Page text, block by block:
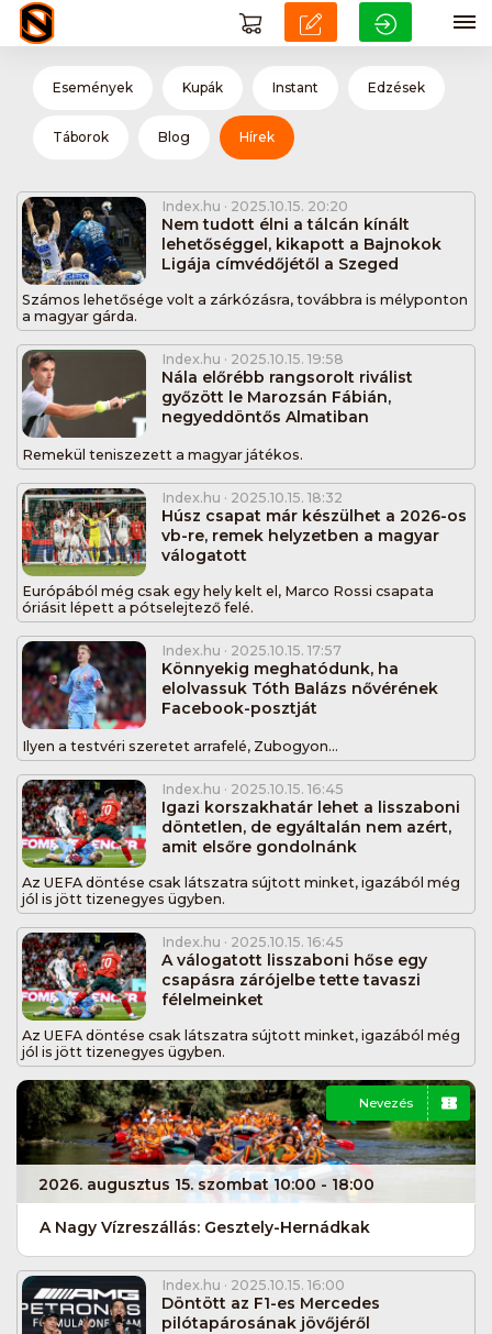
Események Kupák Instant Edzések
Táborok Blog Hírek
Index.hu · 2025.10.15. 20:20
Nem tudott élni a tálcán kínált
lehetőséggel, kikapott a Bajnokok
Ligája címvédőjétől a Szeged
Számos lehetősége volt a zárkózásra, továbbra is mélyponton
a magyar gárda.
Index.hu · 2025.10.15. 19:58
Nála előrébb rangsorolt riválist
győzött le Marozsán Fábián,
negyeddöntős Almatiban
Remekül teniszezett a magyar játékos.
Index.hu · 2025.10.15. 18:32
Húsz csapat már készülhet a 2026-os
vb-re, remek helyzetben a magyar
válogatott
Európából még csak egy hely kelt el, Marco Rossi csapata
óriásit lépett a pótselejtező felé.
Index.hu · 2025.10.15. 17:57
Könnyekig meghatódunk, ha
elolvassuk Tóth Balázs nővérének
Facebook-posztját
Ilyen a testvéri szeretet arrafelé, Zubogyon...
Index.hu · 2025.10.15. 16:45
Igazi korszakhatár lehet a lisszaboni
döntetlen, de egyáltalán nem azért,
amit elsőre gondolnánk
Az UEFA döntése csak látszatra sújtott minket, igazából még
jól is jött tizenegyes ügyben.
Index.hu · 2025.10.15. 16:45
A válogatott lisszaboni hőse egy
csapásra zárójelbe tette tavaszi
félelmeinket
Az UEFA döntése csak látszatra sújtott minket, igazából még
jól is jött tizenegyes ügyben.
Nevezés
2026. augusztus 15. szombat 10:00 - 18:00
A Nagy Vízreszállás: Gesztely-Hernádkak
Index.hu · 2025.10.15. 16:00
Döntött az F1-es Mercedes
pilótapárosának jövőjéről